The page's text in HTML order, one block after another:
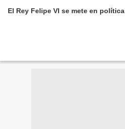
El Rey Felipe VI se mete en política